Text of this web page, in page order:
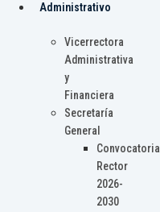
Administrativo
Vicerrectora
Administrativa
y
Financiera
Secretaría
General
Convocatoria
Rector
2026-
2030